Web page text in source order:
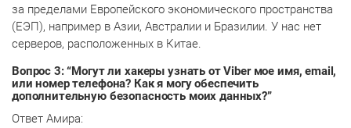
за пределами Европейского экономического пространства
(ЕЭП), например в Азии, Австралии и Бразилии. У нас нет
серверов, расположенных в Китае.
Вопрос 3: “Могут ли хакеры узнать от Viber мое имя, email,
или номер телефона? Как я могу обеспечить
дополнительную безопасность моих данных?”
Ответ Амира: